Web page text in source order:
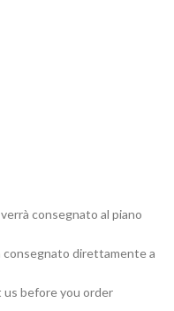
consegnato al piano
consegnato direttamente a
before you order